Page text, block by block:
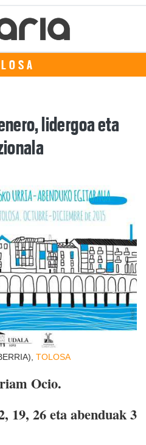
lidergoa eta
TOLOSA
Ocio.
19, 26 eta abenduak 3